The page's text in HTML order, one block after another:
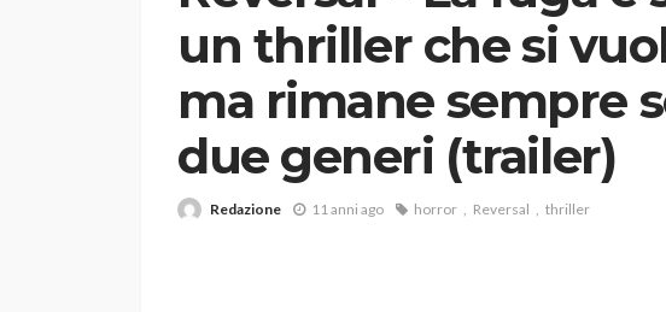
un thriller che si
ma rimane sempre
due generi (trailer)
Redazione 11 anni ago horror Reversal thriller